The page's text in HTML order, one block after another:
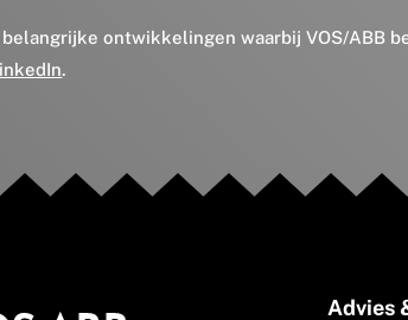
ontwikkelingen waarbij VOS/ABB
.
Advies